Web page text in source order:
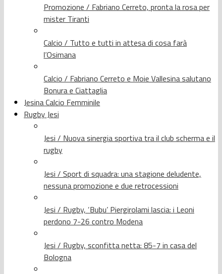
Promozione / Fabriano Cerreto, pronta la rosa per
mister Tiranti
Calcio / Tutto e tutti in attesa di cosa farà
l’Osimana
Calcio / Fabriano Cerreto e Moie Vallesina salutano
Bonura e Ciattaglia
Jesina Calcio Femminile
Rugby Jesi
Jesi / Nuova sinergia sportiva tra il club scherma e il
rugby
Jesi / Sport di squadra: una stagione deludente,
nessuna promozione e due retrocessioni
Jesi / Rugby, ‘Bubu’ Piergirolami lascia: i Leoni
perdono 7-26 contro Modena
Jesi / Rugby, sconfitta netta: 85-7 in casa del
Bologna